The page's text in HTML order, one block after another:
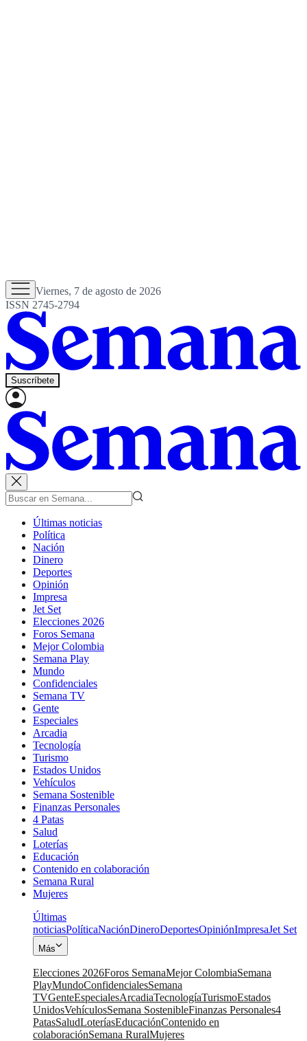
Viernes, 7 de agosto de 2026
ISSN 2745-2794
Suscríbete
Últimas noticias
Política
Nación
Dinero
Deportes
Opinión
Impresa
Jet Set
Elecciones 2026
Foros Semana
Mejor Colombia
Semana Play
Mundo
Confidenciales
Semana TV
Gente
Especiales
Arcadia
Tecnología
Turismo
Estados Unidos
Vehículos
Semana Sostenible
Finanzas Personales
4 Patas
Salud
Loterías
Educación
Contenido en colaboración
Semana Rural
Mujeres
Últimas
noticiasPolíticaNaciónDineroDeportesOpiniónImpresaJet Set
Más
Elecciones 2026Foros SemanaMejor ColombiaSemana
PlayMundoConfidencialesSemana
TVGenteEspecialesArcadiaTecnologíaTurismoEstados
UnidosVehículosSemana SostenibleFinanzas Personales4
PatasSaludLoteríasEducaciónContenido en
colaboraciónSemana RuralMujeres